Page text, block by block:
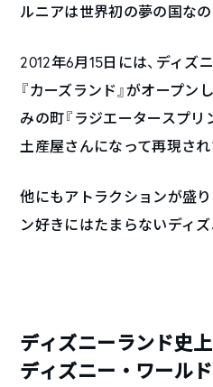
ルニアは世界初の夢の国なの
2012年6月15日には、ディズ
『カーズランド』がオープン
みの町『ラジエータースプリ
土産屋さんになって再現され
他にもアトラクションが盛
ン好きにはたまらないディズ
ディズニーランド史
ディズニー・ワール